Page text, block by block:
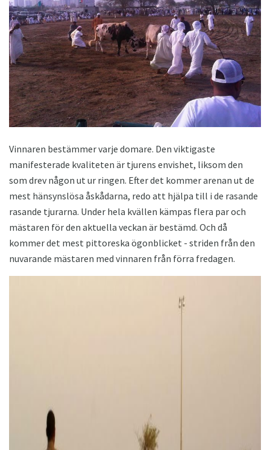
Vinnaren bestämmer varje domare. Den viktigaste
manifesterade kvaliteten är tjurens envishet, liksom den
som drev någon ut ur ringen. Efter det kommer arenan ut de
mest hänsynslösa åskådarna, redo att hjälpa till i de rasande
rasande tjurarna. Under hela kvällen kämpas flera par och
mästaren för den aktuella veckan är bestämd. Och då
kommer det mest pittoreska ögonblicket - striden från den
nuvarande mästaren med vinnaren från förra fredagen.